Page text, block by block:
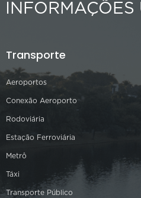
INFORMAÇÕES
Transporte
Aeroportos
Conexão Aeroporto
Rodoviária
Estação Ferroviária
Metrô
Táxi
Transporte Público